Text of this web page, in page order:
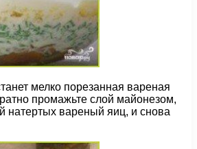
мелко порезанная вареная
промажьте слой майонезом,
натертых вареный яиц, и снова